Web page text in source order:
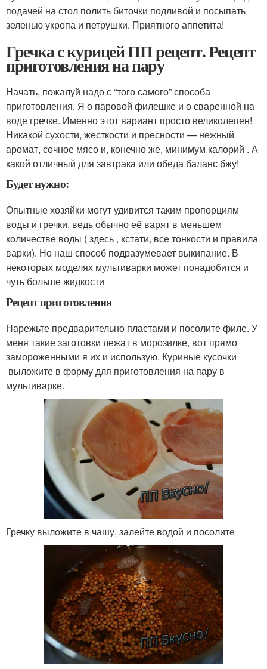
подачей на стол полить биточки подливой и посыпать
зеленью укропа и петрушки. Приятного аппетита!
Гречка с курицей ПП рецепт. Рецепт
приготовления на пару
Начать, пожалуй надо с “того самого” способа
приготовления. Я о паровой филешке и о сваренной на
воде гречке. Именно этот вариант просто великолепен!
Никакой сухости, жесткости и пресности — нежный
аромат, сочное мясо и, конечно же, минимум калорий . А
какой отличный для завтрака или обеда баланс бжу!
Будет нужно:
Опытные хозяйки могут удивится таким пропорциям
воды и гречки, ведь обычно её варят в меньшем
количестве воды ( здесь , кстати, все тонкости и правила
варки). Но наш способ подразумевает выкипание. В
некоторых моделях мультиварки может понадобится и
чуть больше жидкости
Рецепт приготовления
Нарежьте предварительно пластами и посолите филе. У
меня такие заготовки лежат в морозилке, вот прямо
замороженными я их и использую. Куриные кусочки
выложите в форму для приготовления на пару в
мультиварке.
Гречку выложите в чашу, залейте водой и посолите